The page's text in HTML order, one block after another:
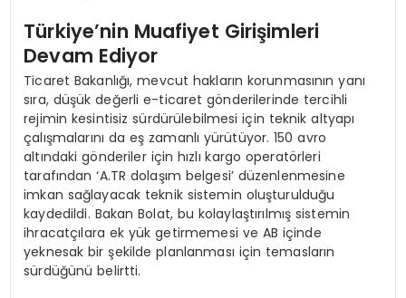
Türkiye’nin Muafiyet Girişimleri
Devam Ediyor
Ticaret Bakanlığı, mevcut hakların korunmasının yanı
sıra, düşük değerli e-ticaret gönderilerinde tercihli
rejimin kesintisiz sürdürülebilmesi için teknik altyapı
çalışmalarını da eş zamanlı yürütüyor. 150 avro
altındaki gönderiler için hızlı kargo operatörleri
tarafından ‘A.TR dolaşım belgesi’ düzenlenmesine
imkan sağlayacak teknik sistemin oluşturulduğu
kaydedildi. Bakan Bolat, bu kolaylaştırılmış sistemin
ihracatçılara ek yük getirmemesi ve AB içinde
yeknesak bir şekilde planlanması için temasların
sürdüğünü belirtti.